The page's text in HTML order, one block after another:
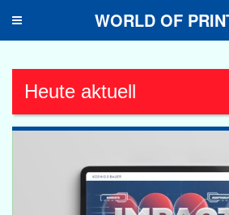
Toggle
WORLD OF
Heute aktuell